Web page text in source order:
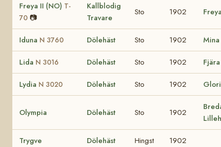
Freya II (NO) T-
70 📷
Kallblodig
Travare
Sto 1902
Iduna N 3760 Dölehäst Sto 1902 Mina
Lida N 3016 Dölehäst Sto 1902 Fjära
Lydia N 3020 Dölehäst Sto 1902
Olympia Dölehäst Sto 1902
Trygve Dölehäst Hingst 1902